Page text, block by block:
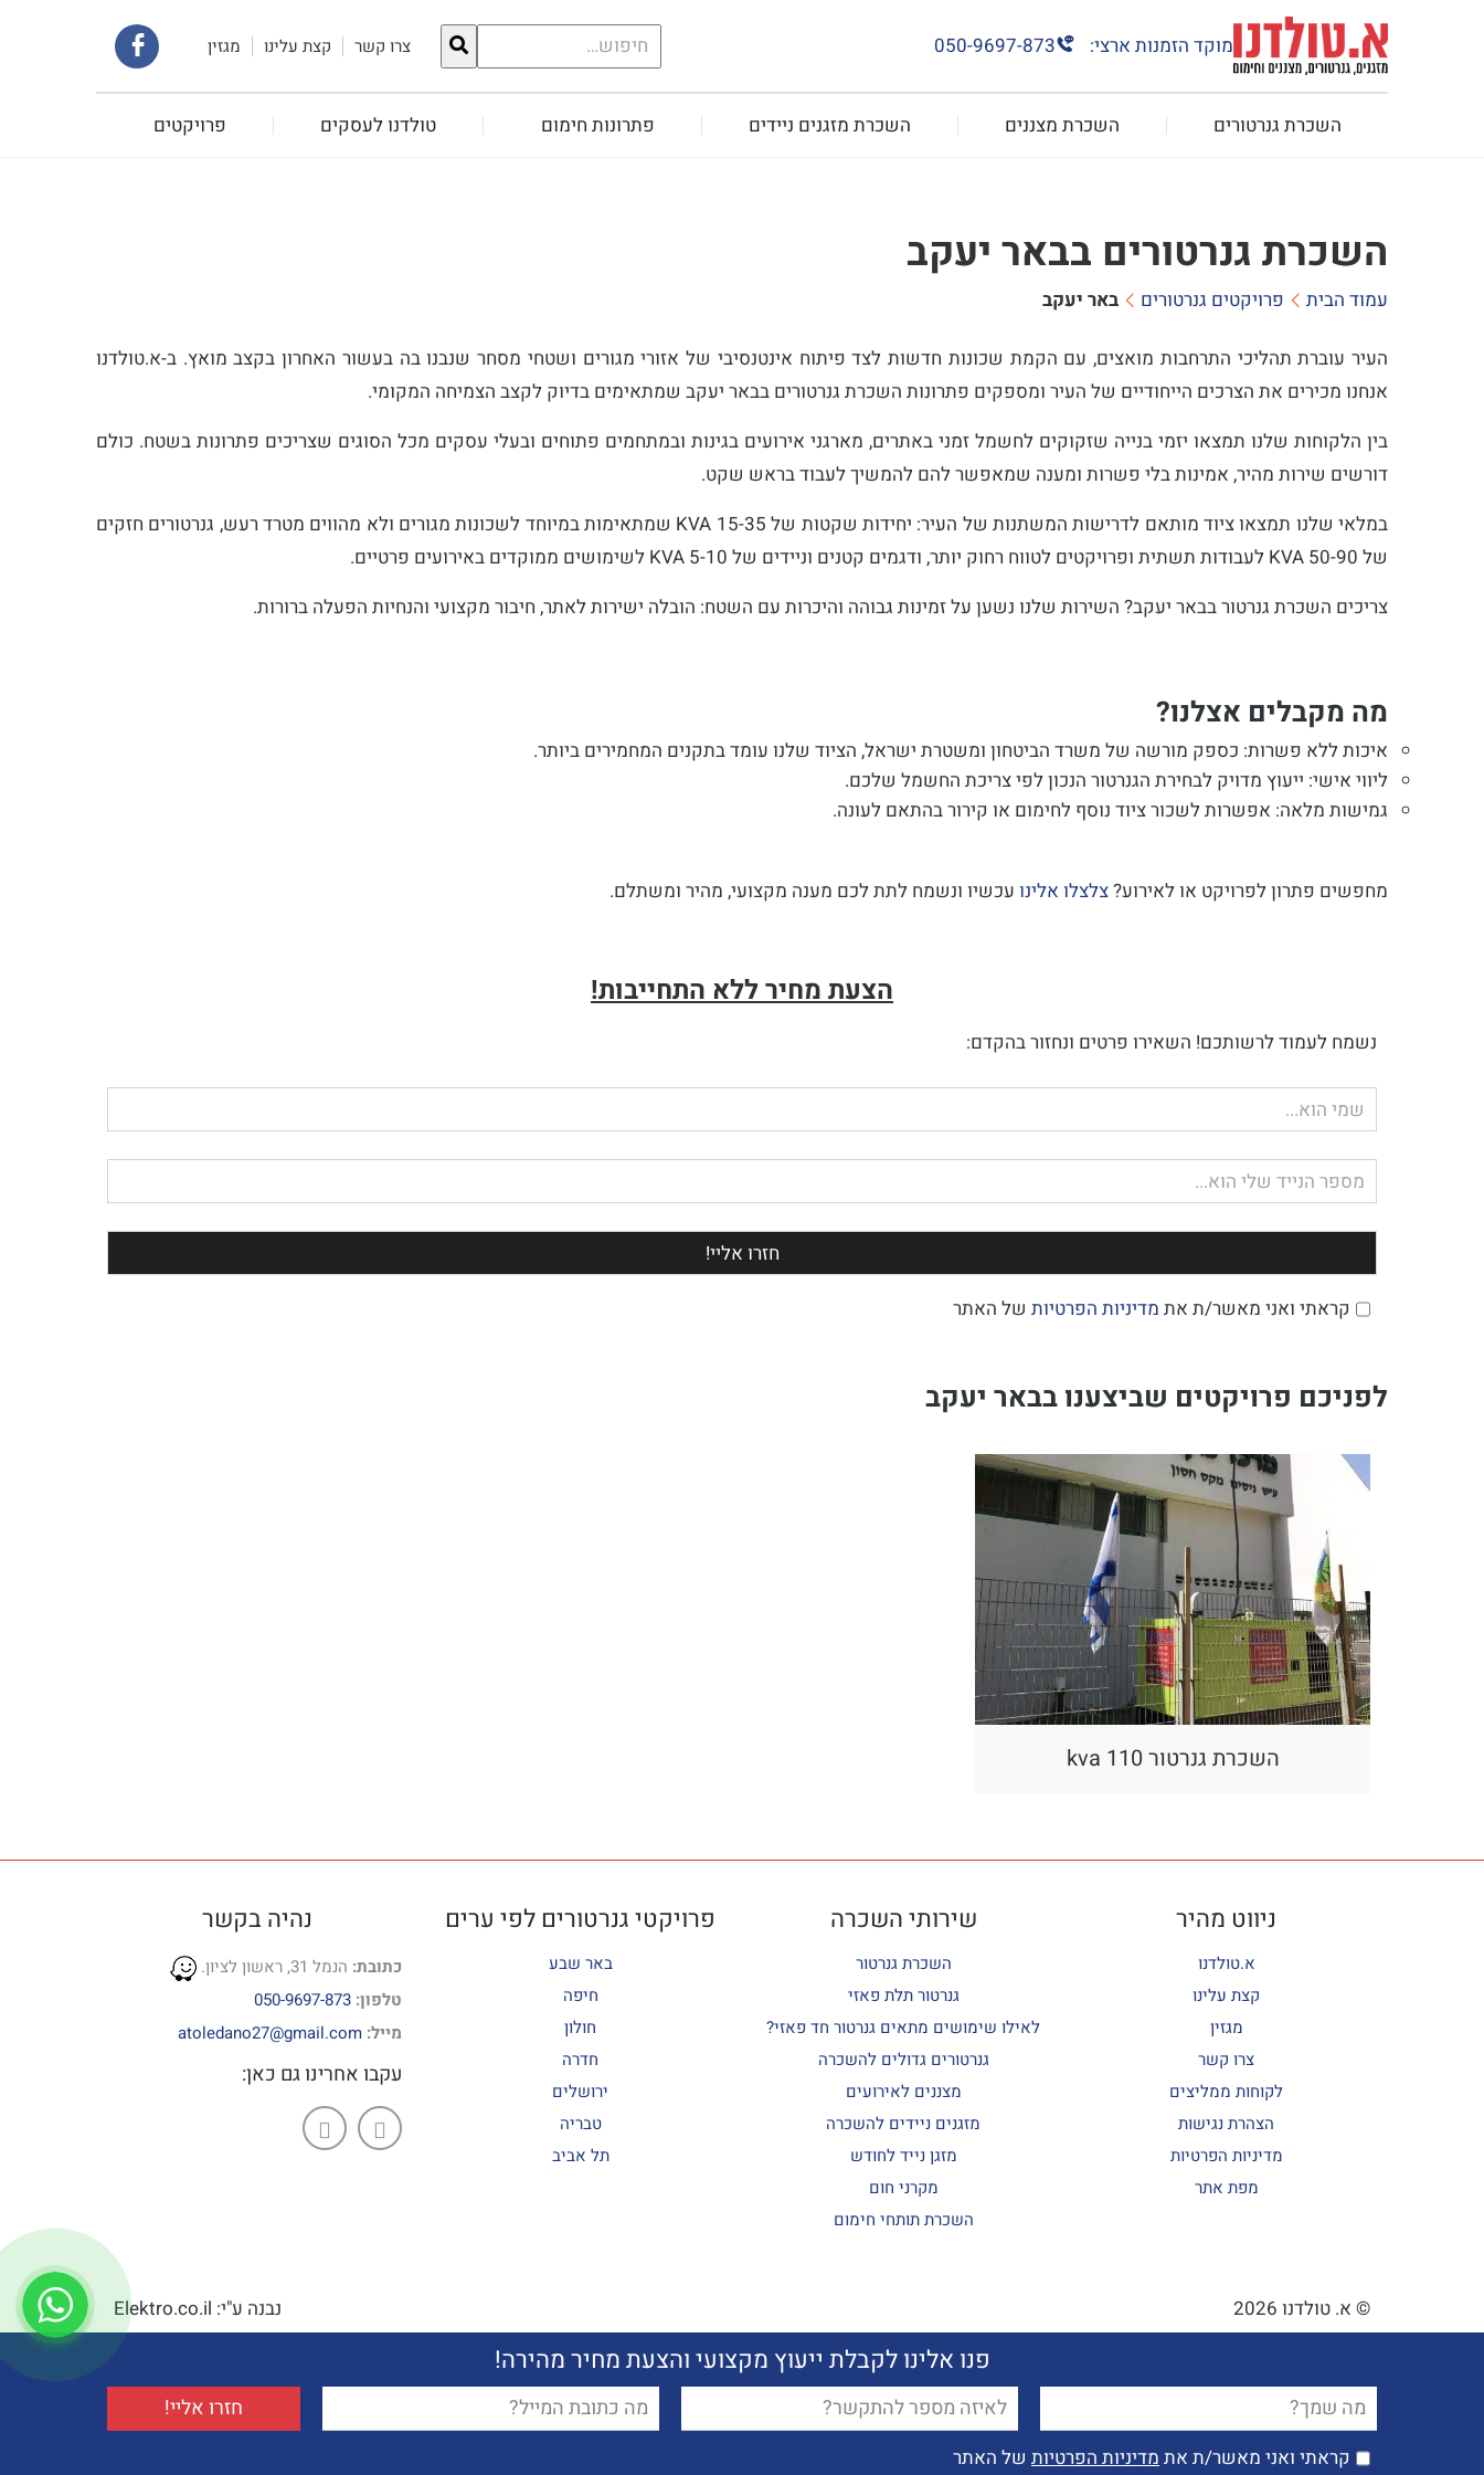
מוקד הזמנות ארצי: 050-9697-873
חיפוש
עבור:
צרו קשר קצת עלינו מגזין
קישור
לעמוד
השכרת גנרטורים השכרת מצננים השכרת מזגנים ניידים פתרונות חימום טולדנו לעסקים פרויקטים
השכרת גנרטורים בבאר יעקב
עמוד הבית פרויקטים גנרטורים באר יעקב
העיר עוברת תהליכי התרחבות מואצים, עם הקמת שכונות חדשות לצד פיתוח אינטנסיבי של אזורי מגורים ושטחי מסחר שנבנו בה בעשור האחרון בקצב מואץ. ב-א.טולדנו
אנחנו מכירים את הצרכים הייחודיים של העיר ומספקים פתרונות השכרת גנרטורים בבאר יעקב שמתאימים בדיוק לקצב הצמיחה המקומי.
בין הלקוחות שלנו תמצאו יזמי בנייה שזקוקים לחשמל זמני באתרים, מארגני אירועים בגינות ובמתחמים פתוחים ובעלי עסקים מכל הסוגים שצריכים פתרונות בשטח. כולם
דורשים שירות מהיר, אמינות בלי פשרות ומענה שמאפשר להם להמשיך לעבוד בראש שקט.
במלאי שלנו תמצאו ציוד מותאם לדרישות המשתנות של העיר: יחידות שקטות של 15-35 KVA שמתאימות במיוחד לשכונות מגורים ולא מהווים מטרד רעש, גנרטורים חזקים
של 50-90 KVA לעבודות תשתית ופרויקטים לטווח רחוק יותר, ודגמים קטנים וניידים של 5-10 KVA לשימושים ממוקדים באירועים פרטיים.
צריכים השכרת גנרטור בבאר יעקב? השירות שלנו נשען על זמינות גבוהה והיכרות עם השטח: הובלה ישירות לאתר, חיבור מקצועי והנחיות הפעלה ברורות.
מה מקבלים אצלנו?
איכות ללא פשרות: כספק מורשה של משרד הביטחון ומשטרת ישראל, הציוד שלנו עומד בתקנים המחמירים ביותר.
ליווי אישי: ייעוץ מדויק לבחירת הגנרטור הנכון לפי צריכת החשמל שלכם.
גמישות מלאה: אפשרות לשכור ציוד נוסף לחימום או קירור בהתאם לעונה.
מחפשים פתרון לפרויקט או לאירוע?צלצלו אלינו עכשיו ונשמח לתת לכם מענה מקצועי, מהיר ומשתלם.
הצעת מחיר ללא התחייבות!
נשמח לעמוד לרשותכם! השאירו פרטים ונחזור בהקדם:
שם
מלא
טלפון
קראתי ואני מאשר/ת את מדיניות הפרטיות של האתר
לפניכם פרויקטים שביצענו בבאר יעקב
השכרת גנרטור 110 kva
פנו אלינו לקבלת ייעוץ מקצועי והצעת מחיר מהירה!
שם
מלא
טלפון דוא"ל
קראתי ואני מאשר/ת אתמדיניות הפרטיות של האתר
ניווט מהיר
א.טולדנו
קצת עלינו
מגזין
צרו קשר
לקוחות ממליצים
הצהרת נגישות
מדיניות הפרטיות
מפת אתר
שירותי השכרה
השכרת גנרטור
גנרטור תלת פאזי
לאילו שימושים מתאים גנרטור חד פאזי?
גנרטורים גדולים להשכרה
מצננים לאירועים
מזגנים ניידים להשכרה
מזגן נייד לחודש
מקרני חום
השכרת תותחי חימום
פרויקטי גנרטורים לפי ערים
באר שבע
חיפה
חולון
חדרה
ירושלים
טבריה
תל אביב
נהיה בקשר
כתובת: הנמל 31, ראשון לציון.
טלפון: 050-9697-873
מייל: atoledano27@gmail.com
עקבו אחרינו גם כאן:
© א. טולדנו 2026 נבנה ע"י: Elektro.co.il
פנו אלינו לקבלת ייעוץ מקצועי והצעת מחיר מהירה!
שם
מלא
טלפון דוא"ל
קראתי ואני מאשר/ת אתמדיניות הפרטיות של האתר